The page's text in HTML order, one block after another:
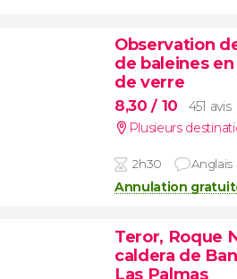
Observation
de baleines
de verre
8,30/ 10
451 avis
Plusieurs
2h30 Anglais
Annulation
Teror, Roque
caldera de
Las Palmas